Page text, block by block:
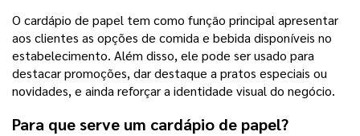
O cardápio de papel tem como função principal apresentar
aos clientes as opções de comida e bebida disponíveis no
estabelecimento. Além disso, ele pode ser usado para
destacar promoções, dar destaque a pratos especiais ou
novidades, e ainda reforçar a identidade visual do negócio.
Para que serve um cardápio de papel?